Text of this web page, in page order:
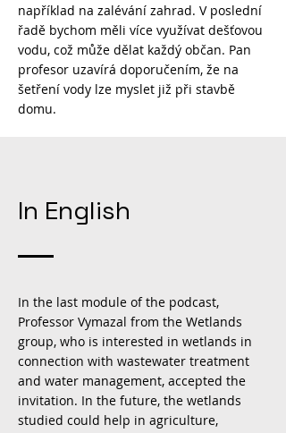
například na zalévání zahrad. V poslední
řadě bychom měli více využívat dešťovou
vodu, což může dělat každý občan. Pan
profesor uzavírá doporučením, že na
šetření vody lze myslet již při stavbě
domu.
In English
In the last module of the podcast,
Professor Vymazal from the Wetlands
group, who is interested in wetlands in
connection with wastewater treatment
and water management, accepted the
invitation. In the future, the wetlands
studied could help in agriculture,